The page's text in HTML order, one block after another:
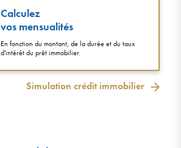
Calculez
vos mensualités
En fonction du montant, de la durée et du taux
d'intérêt du prêt immobilier.
Simulation crédit immobilier